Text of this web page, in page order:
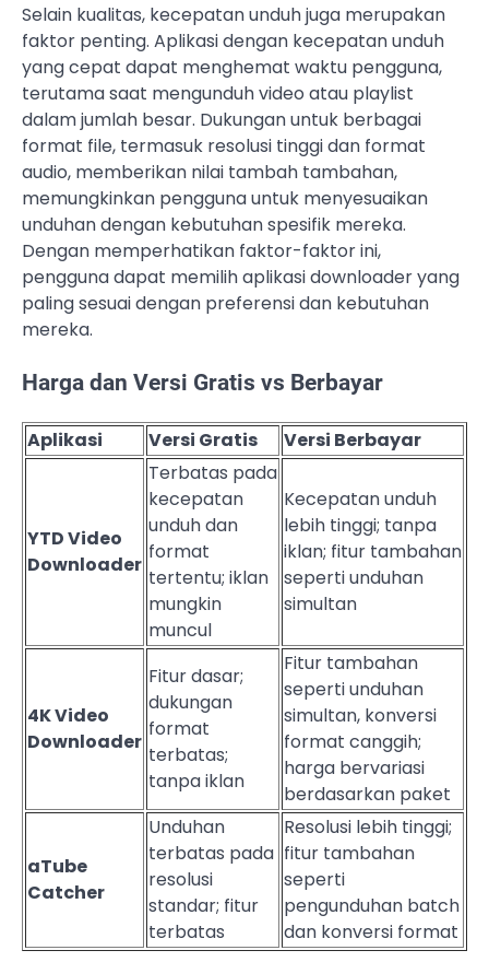
Selain kualitas, kecepatan unduh juga merupakan
faktor penting. Aplikasi dengan kecepatan unduh
yang cepat dapat menghemat waktu pengguna,
terutama saat mengunduh video atau playlist
dalam jumlah besar. Dukungan untuk berbagai
format file, termasuk resolusi tinggi dan format
audio, memberikan nilai tambah tambahan,
memungkinkan pengguna untuk menyesuaikan
unduhan dengan kebutuhan spesifik mereka.
Dengan memperhatikan faktor-faktor ini,
pengguna dapat memilih aplikasi downloader yang
paling sesuai dengan preferensi dan kebutuhan
mereka.
Harga dan Versi Gratis vs Berbayar
Aplikasi Versi Gratis Versi Berbayar
YTD Video
Downloader
Terbatas pada
kecepatan
unduh dan
format
tertentu; iklan
mungkin
muncul
Kecepatan unduh
lebih tinggi; tanpa
iklan; fitur tambahan
seperti unduhan
simultan
4K Video
Downloader
Fitur dasar;
dukungan
format
terbatas;
tanpa iklan
Fitur tambahan
seperti unduhan
simultan, konversi
format canggih;
harga bervariasi
berdasarkan paket
aTube
Catcher
Unduhan
terbatas pada
resolusi
standar; fitur
terbatas
Resolusi lebih tinggi;
fitur tambahan
seperti
pengunduhan batch
dan konversi format